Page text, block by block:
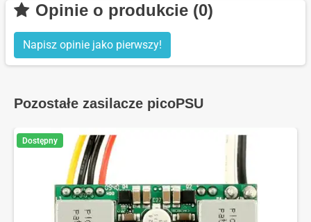
Opinie o produkcie (0)
Napisz opinie jako pierwszy!
Pozostałe zasilacze picoPSU
Dostępny